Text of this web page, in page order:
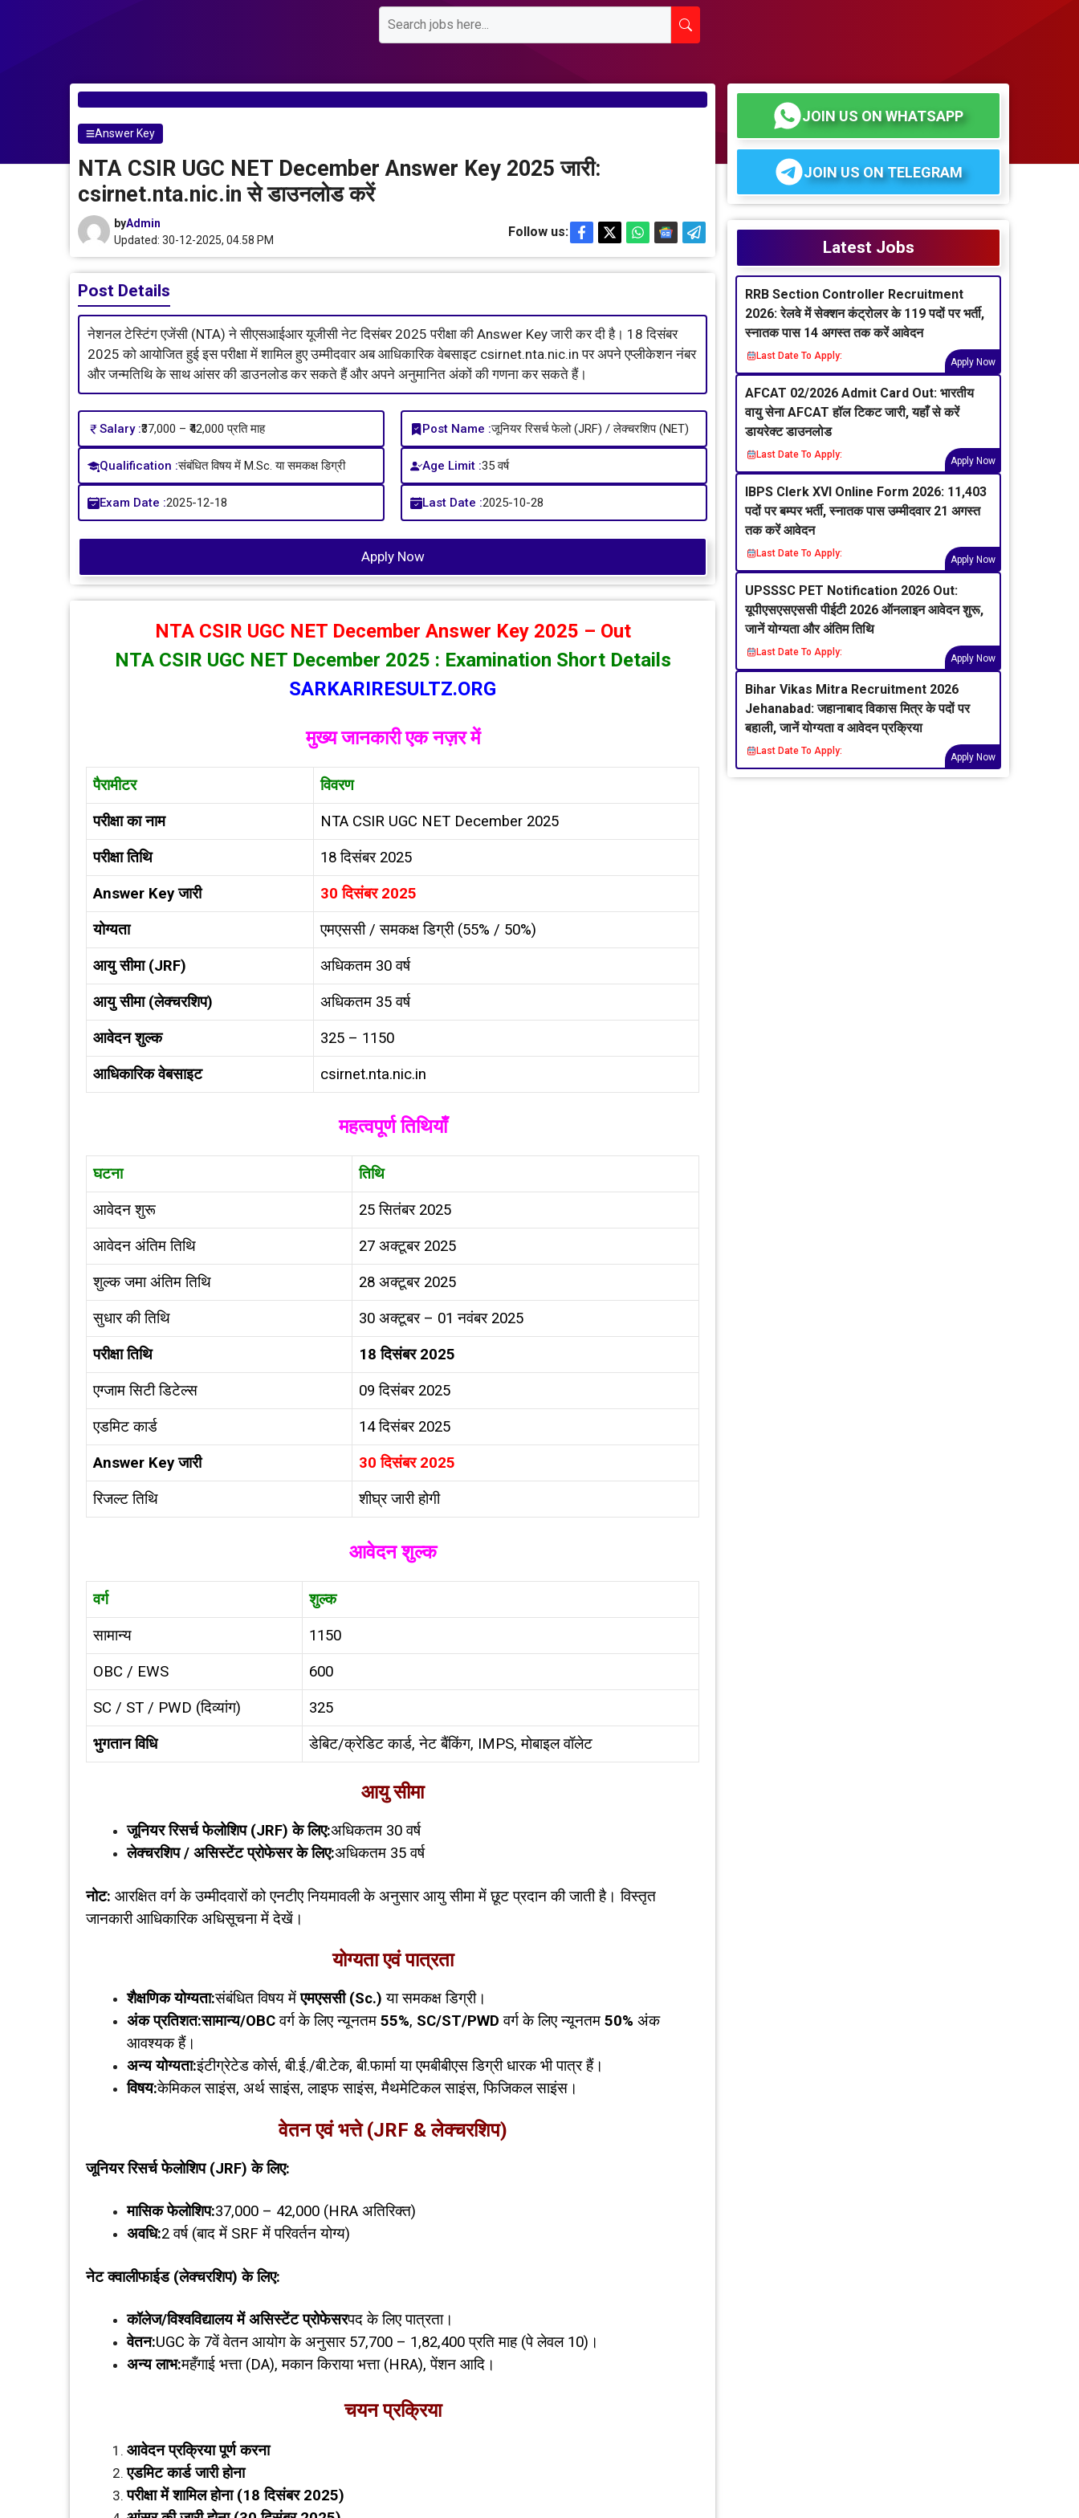
Answer Key
NTA CSIR UGC NET December Answer Key 2025 जारी:
csirnet.nta.nic.in से डाउनलोड करें
byAdmin
Updated: 30-12-2025, 04.58 PM
Follow us:
Post Details
नेशनल टेस्टिंग एजेंसी (NTA) ने सीएसआईआर यूजीसी नेट दिसंबर 2025 परीक्षा की Answer Key जारी कर दी है। 18 दिसंबर
2025 को आयोजित हुई इस परीक्षा में शामिल हुए उम्मीदवार अब आधिकारिक वेबसाइट csirnet.nta.nic.in पर अपने एप्लीकेशन नंबर
और जन्मतिथि के साथ आंसर की डाउनलोड कर सकते हैं और अपने अनुमानित अंकों की गणना कर सकते हैं।
Salary :₹37,000 – ₹42,000 प्रति माह Post Name :जूनियर रिसर्च फेलो (JRF) / लेक्चरशिप (NET)
Qualification :संबंधित विषय में M.Sc. या समकक्ष डिग्री Age Limit :35 वर्ष
Exam Date :2025-12-18 Last Date :2025-10-28
Apply Now
NTA CSIR UGC NET December Answer Key 2025 – Out
NTA CSIR UGC NET December 2025 : Examination Short Details
SARKARIRESULTZ.ORG
मुख्य जानकारी एक नज़र में
पैरामीटर विवरण
परीक्षा का नाम NTA CSIR UGC NET December 2025
परीक्षा तिथि 18 दिसंबर 2025
Answer Key जारी 30 दिसंबर 2025
योग्यता एमएससी / समकक्ष डिग्री (55% / 50%)
आयु सीमा (JRF) अधिकतम 30 वर्ष
आयु सीमा (लेक्चरशिप) अधिकतम 35 वर्ष
आवेदन शुल्क ₹325 – ₹1150
आधिकारिक वेबसाइट csirnet.nta.nic.in
महत्वपूर्ण तिथियाँ
घटना तिथि
आवेदन शुरू 25 सितंबर 2025
आवेदन अंतिम तिथि 27 अक्टूबर 2025
शुल्क जमा अंतिम तिथि 28 अक्टूबर 2025
सुधार की तिथि 30 अक्टूबर – 01 नवंबर 2025
परीक्षा तिथि 18दिसंबर2025
एग्जाम सिटी डिटेल्स 09 दिसंबर 2025
एडमिट कार्ड 14 दिसंबर 2025
Answer Key जारी 30दिसंबर2025
रिजल्ट तिथि शीघ्र जारी होगी
आवेदन शुल्क
वर्ग शुल्क
सामान्य ₹1150
OBC / EWS ₹600
SC / ST / PWD (दिव्यांग) ₹325
भुगतान विधि डेबिट/क्रेडिट कार्ड, नेट बैंकिंग, IMPS, मोबाइल वॉलेट
आयु सीमा
जूनियर रिसर्च फेलोशिप (JRF)के लिए:अधिकतम 30 वर्ष
लेक्चरशिप / असिस्टेंट प्रोफेसर के लिए:अधिकतम 35 वर्ष
नोट: आरक्षित वर्ग के उम्मीदवारों को एनटीए नियमावली के अनुसार आयु सीमा में छूट प्रदान की जाती है। विस्तृत
जानकारी आधिकारिक अधिसूचना में देखें।
योग्यता एवं पात्रता
शैक्षणिक योग्यता:संबंधित विषय मेंएमएससी (Sc.) या समकक्ष डिग्री।
अंक प्रतिशत:सामान्य/OBCवर्ग के लिए न्यूनतम 55%, SC/ST/PWD वर्ग के लिए न्यूनतम 50% अंक
आवश्यक हैं।
अन्य योग्यता:इंटीग्रेटेड कोर्स, बी.ई./बी.टेक, बी.फार्मा या एमबीबीएस डिग्री धारक भी पात्र हैं।
विषय:केमिकल साइंस, अर्थ साइंस, लाइफ साइंस, मैथमेटिकल साइंस, फिजिकल साइंस।
वेतन एवं भत्ते (JRF &लेक्चरशिप)
जूनियर रिसर्च फेलोशिप (JRF)के लिए:
मासिक फेलोशिप:₹37,000 – ₹42,000 (HRA अतिरिक्त)
अवधि:2 वर्ष (बाद में SRF में परिवर्तन योग्य)
नेट क्वालीफाईड (लेक्चरशिप) के लिए:
कॉलेज/विश्वविद्यालय में असिस्टेंट प्रोफेसरपद के लिए पात्रता।
वेतन:UGC के 7वें वेतन आयोग के अनुसार ₹57,700 – ₹1,82,400 प्रति माह (पे लेवल 10)।
अन्य लाभ:महँगाई भत्ता (DA), मकान किराया भत्ता (HRA), पेंशन आदि।
चयन प्रक्रिया
आवेदन प्रक्रिया पूर्ण करना
एडमिट कार्ड जारी होना
परीक्षा में शामिल होना (18दिसंबर2025)
JOIN US ON WHATSAPP
JOIN US ON TELEGRAM
Latest Jobs
RRB Section Controller Recruitment
2026: रेलवे में सेक्शन कंट्रोलर के 119 पदों पर भर्ती,
स्नातक पास 14 अगस्त तक करें आवेदन
Last Date To Apply:
Apply Now
AFCAT 02/2026 Admit Card Out: भारतीय
वायु सेना AFCAT हॉल टिकट जारी, यहाँ से करें
डायरेक्ट डाउनलोड
Last Date To Apply:
Apply Now
IBPS Clerk XVI Online Form 2026: 11,403
पदों पर बम्पर भर्ती, स्नातक पास उम्मीदवार 21 अगस्त
तक करें आवेदन
Last Date To Apply:
Apply Now
UPSSSC PET Notification 2026 Out:
यूपीएसएसएससी पीईटी 2026 ऑनलाइन आवेदन शुरू,
जानें योग्यता और अंतिम तिथि
Last Date To Apply:
Apply Now
Bihar Vikas Mitra Recruitment 2026
Jehanabad: जहानाबाद विकास मित्र के पदों पर
बहाली, जानें योग्यता व आवेदन प्रक्रिया
Last Date To Apply:
Apply Now